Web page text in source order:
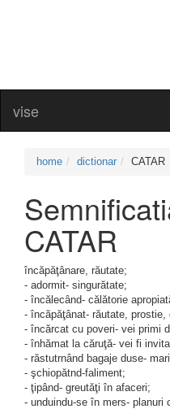
vise
home dictionar CATAR
CATAR
încăpăţânare, răutate;
- adormit- singurătate;
- încălecând- călătorie
- încăpăţânat- răutate,
- încărcat cu poveri- vei primi
- înhămat la căruţă- vei fi
- răstutrnând bagaje duse-
- şchiopătnd-faliment;
- ţipând- greutăţi în afaceri;
- unduindu-se în mers- planuri